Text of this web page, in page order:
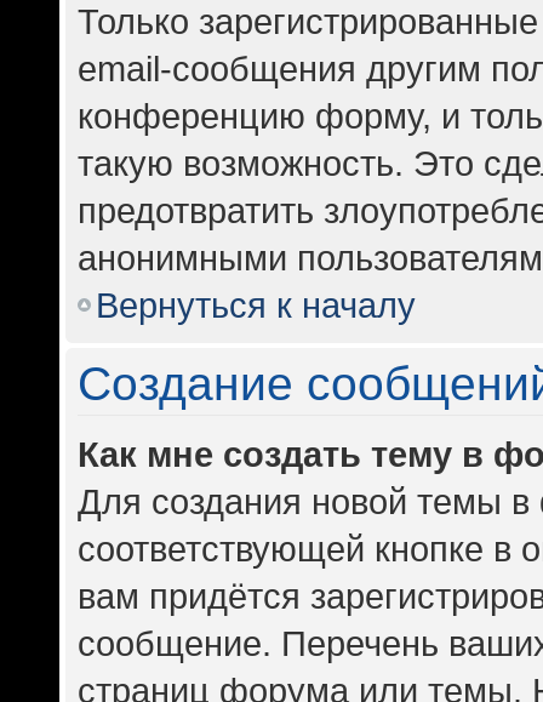
Только
email-сообщения другим
конференцию форму, и
такую возможность. Это
предотвратить
анонимными
Вернуться к началу
Создание
Как мне создать тему в
Для создания новой темы
соответствующей кнопке
вам придётся
сообщение. Перечень
страниц форума или темы.